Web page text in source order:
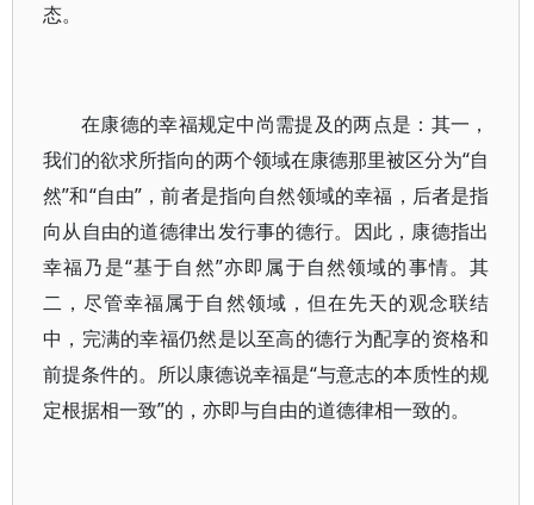
态。
在康德的幸福规定中尚需提及的两点是：其一，
我们的欲求所指向的两个领域在康德那里被区分为“自
然”和“自由”，前者是指向自然领域的幸福，后者是指
向从自由的道德律出发行事的德行。因此，康德指出
幸福乃是“基于自然”亦即属于自然领域的事情。其
二，尽管幸福属于自然领域，但在先天的观念联结
中，完满的幸福仍然是以至高的德行为配享的资格和
前提条件的。所以康德说幸福是“与意志的本质性的规
定根据相一致”的，亦即与自由的道德律相一致的。